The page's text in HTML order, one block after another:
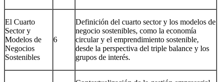
El Cuarto
Sector y
Modelos de
Negocios
Sostenibles
6
Definición del cuarto sector y los modelos de
negocio sostenibles, como la economía
circular y el emprendimiento sostenible,
desde la perspectiva del triple balance y los
grupos de interés.